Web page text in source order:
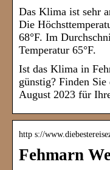
Das Klima ist sehr
Die
68°F. Im
Temperatur 65°F.
Ist das Klima in
günstig? Finden
August 2023 für
http s://
Fehmarn